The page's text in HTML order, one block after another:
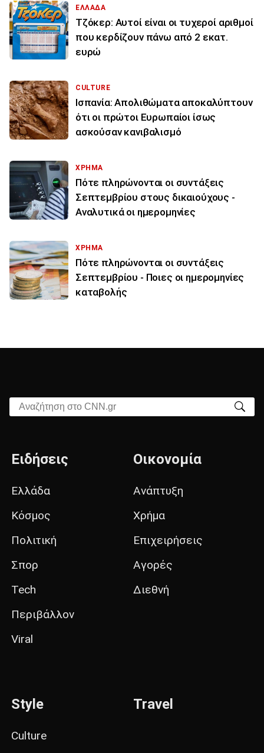
ΕΛΛΑΔΑ
Τζόκερ: Αυτοί είναι οι τυχεροί αριθμοί
που κερδίζουν πάνω από 2 εκατ.
ευρώ
CULTURE
Ισπανία: Απολιθώματα αποκαλύπτουν
ότι οι πρώτοι Ευρωπαίοι ίσως
ασκούσαν κανιβαλισμό
ΧΡΗΜΑ
Πότε πληρώνονται οι συντάξεις
Σεπτεμβρίου στους δικαιούχους -
Αναλυτικά οι ημερομηνίες
ΧΡΗΜΑ
Πότε πληρώνονται οι συντάξεις
Σεπτεμβρίου - Ποιες οι ημερομηνίες
καταβολής
Αναζήτηση στο CNN.gr
Ειδήσεις
Ελλάδα
Κόσμος
Πολιτική
Σπορ
Tech
Περιβάλλον
Viral
Οικονομία
Ανάπτυξη
Χρήμα
Επιχειρήσεις
Αγορές
Διεθνή
Style
Culture
Travel